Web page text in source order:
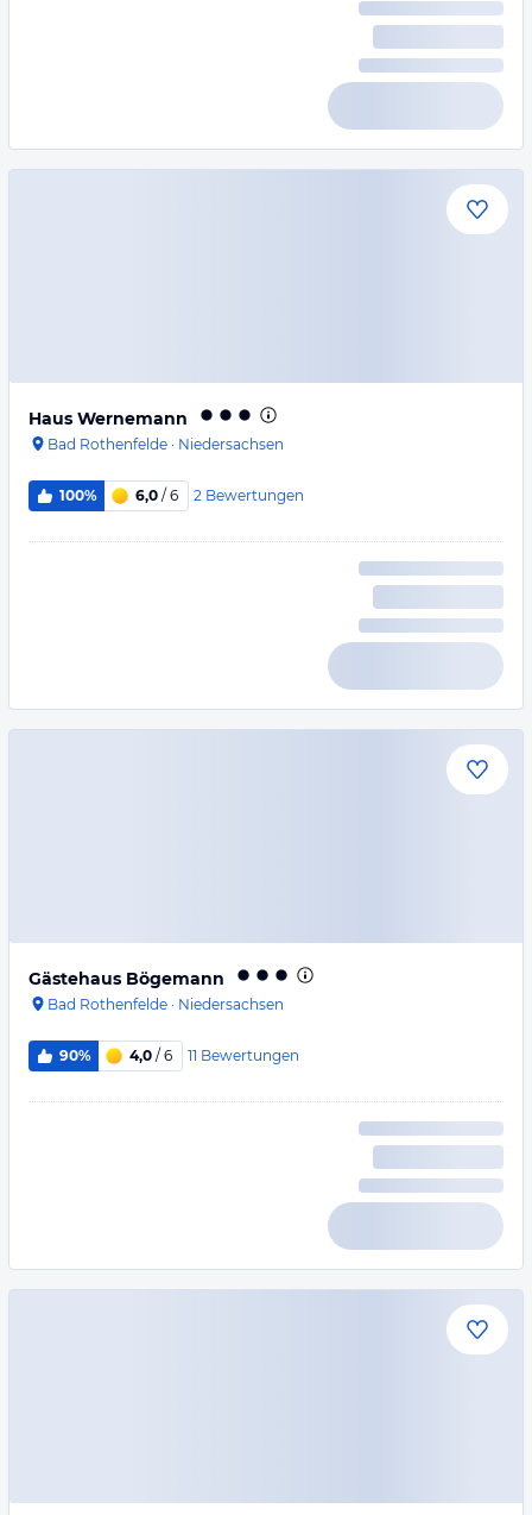
Haus Wernemann
Bad Rothenfelde · Niedersachsen
100% 6,0 / 6 2 Bewertungen
Gästehaus Bögemann
Bad Rothenfelde · Niedersachsen
90% 4,0 / 6 11 Bewertungen